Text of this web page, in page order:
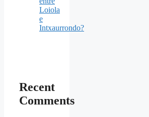
Loiola
e
Intxaurrondo?
Recent
Comments